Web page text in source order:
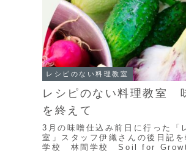
レシピのない料理教室
レシピのない料理教室
を終えて
3月の味噌仕込み前日に行った「
室」スタッフ伊織さんの後日記
学校 林間学校 Soil for